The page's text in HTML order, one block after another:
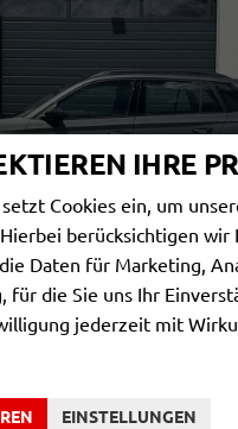
TSI 70KW WINTER
Getriebe Schalt. 5-Gang
IHRE
Cookies ein, um
berücksichtigen wir
Daten für Marketing,
für die Sie uns Ihr
jederzeit mit
EINSTELLUNGEN